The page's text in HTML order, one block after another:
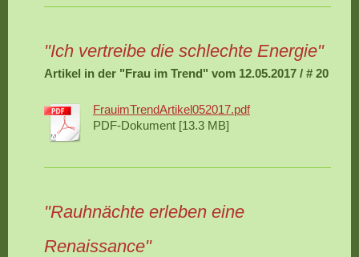
"Ich vertreibe die schlechte Energie"
Artikel in der "Frau im Trend" vom 12.05.2017 / # 20
FrauimTrendArtikel052017.pdf
PDF-Dokument [13.3 MB]
"Rauhnächte erleben eine
Renaissance"